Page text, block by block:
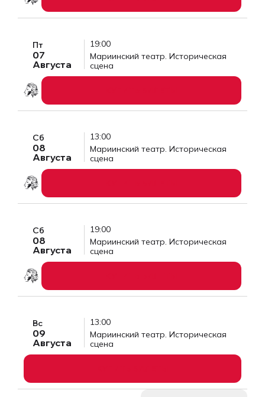
Пт
07
Августа
19:00
Мариинский театр. Историческая
сцена
Сб
08
Августа
13:00
Мариинский театр. Историческая
сцена
Сб
08
Августа
19:00
Мариинский театр. Историческая
сцена
Вс
09
Августа
13:00
Мариинский театр. Историческая
сцена